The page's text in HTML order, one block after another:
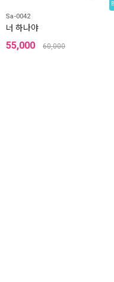
Sa-0042
너 하나야
55,000 60,000